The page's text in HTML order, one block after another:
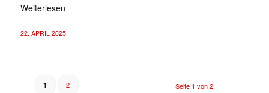
Weiterlesen
22. APRIL 2025
Seite 1 von 2
1 2